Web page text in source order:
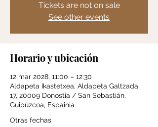
Tickets are not on sale
See other events
Horario y ubicación
12 mar 2028, 11:00 – 12:30
Aldapeta Ikastetxea, Aldapeta Galtzada,
17, 20009 Donostia / San Sebastián,
Guipúzcoa, Espainia
Otras fechas